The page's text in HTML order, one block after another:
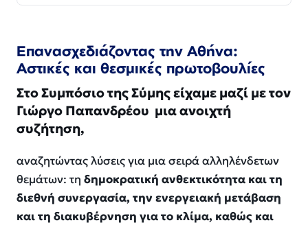
Επανασχεδιάζοντας την Αθήνα:
Αστικές και θεσμικές πρωτοβουλίες
Στο Συμπόσιο της Σύμης είχαμε μαζί με τον
Γιώργο Παπανδρέου μια ανοιχτή
συζήτηση,
αναζητώντας λύσεις για μια σειρά αλληλένδετων
θεμάτων: τη δημοκρατική ανθεκτικότητα και τη
διεθνή συνεργασία, την ενεργειακή μετάβαση
και τη διακυβέρνηση για το κλίμα, καθώς και